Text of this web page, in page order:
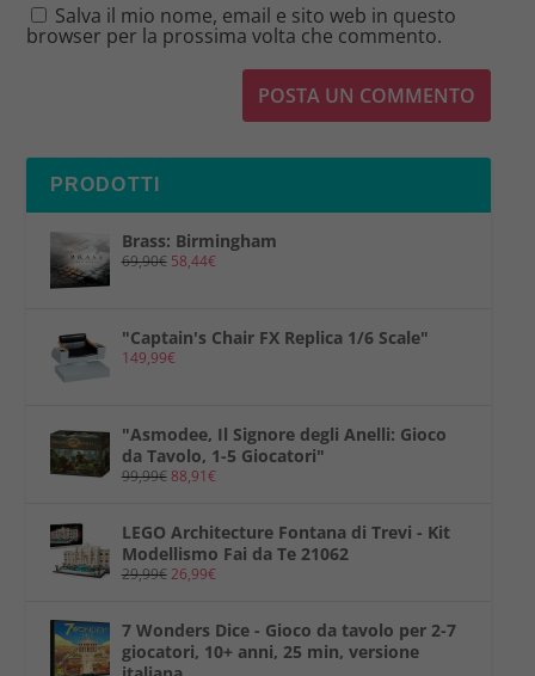
Salva il mio nome, email e sito web in questo
browser per la prossima volta che commento.
PRODOTTI
Brass: Birmingham
69,90€ 58,44€
"Captain's Chair FX Replica 1/6 Scale"
149,99€
"Asmodee, Il Signore degli Anelli: Gioco
da Tavolo, 1-5 Giocatori"
99,99€88,91€
LEGO Architecture Fontana di Trevi - Kit
Modellismo Fai da Te 21062
29,99€26,99€
7 Wonders Dice - Gioco da tavolo per 2-7
giocatori, 10+ anni, 25 min, versione